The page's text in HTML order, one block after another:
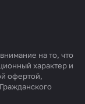
на то, что
характер и
офертой,